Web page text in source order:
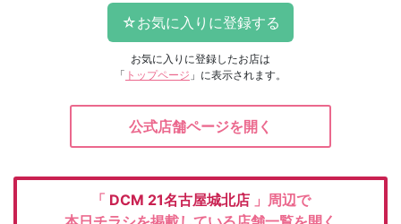
お気に入りに登録したお店は
「 トップページ 」に表示されます。
公式店舗ページを開く
「 DCM 21名古屋城北店 」周辺で